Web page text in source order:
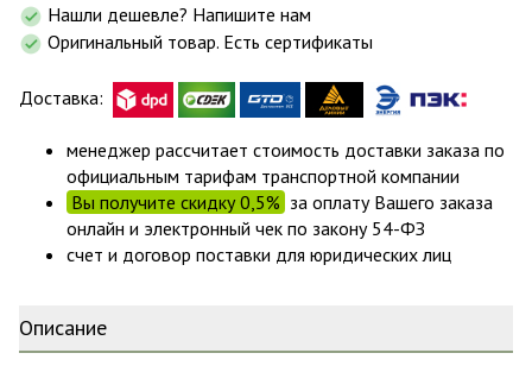
Нашли дешевле? Напишите нам
Оригинальный товар. Есть сертификаты
Доставка:
менеджер рассчитает стоимость доставки заказа по
официальным тарифам транспортной компании
Вы получите скидку 0,5% за оплату Вашего заказа
онлайн и электронный чек по закону 54-ФЗ
счет и договор поставки для юридических лиц
Описание